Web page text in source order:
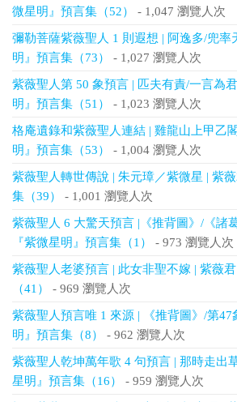
微星明』預言集（52）
- 1,047 瀏覽人次
彌勒菩薩紫薇聖人 1 則遐想 | 阿逸多/兜率
明』預言集（73）
- 1,027 瀏覽人次
紫薇聖人第 50 象預言 | 匹夫有責/一言為
明』預言集（51）
- 1,023 瀏覽人次
格庵遺錄和紫薇聖人連結 | 雞龍山上甲乙
明』預言集（53）
- 1,004 瀏覽人次
紫薇聖人轉世傳說 | 朱元璋／紫微星 | 紫
集（39）
- 1,001 瀏覽人次
紫薇聖人 6 大驚天預言 |《推背圖》/《諸
『紫微星明』預言集（1）
- 973 瀏覽人次
紫薇聖人老婆預言 | 此女非聖不嫁 | 紫薇
（41）
- 969 瀏覽人次
紫薇聖人預言唯 1 來源 | 《推背圖》/第47
明』預言集（8）
- 962 瀏覽人次
紫薇聖人乾坤萬年歌 4 句預言 | 那時走出
星明』預言集（16）
- 959 瀏覽人次